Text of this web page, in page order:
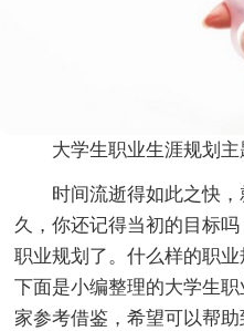
大学生职业生涯规划主
时间流逝得如此之快
久，你还记得当初的目标
职业规划了。什么样的职
下面是小编整理的大学生
家参考借鉴，希望可以帮助